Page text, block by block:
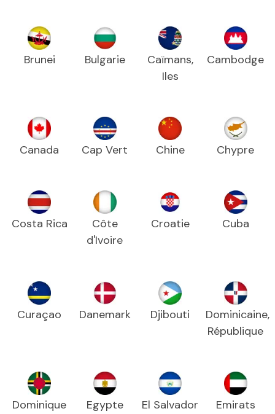
Brunei Bulgarie
Caïmans,
Iles
Cambodge
Canada Cap Vert Chine Chypre
Costa Rica
Côte
d'Ivoire
Croatie Cuba
Curaçao Danemark Djibouti
Dominicaine,
République
Dominique Egypte El Salvador
Emirats